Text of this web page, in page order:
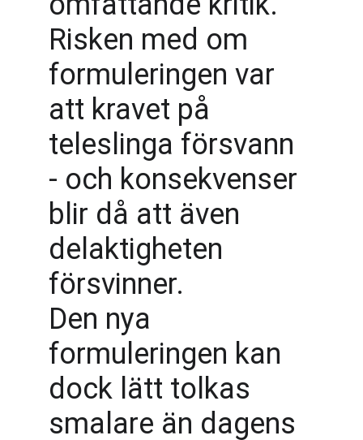
Risken med om
formuleringen var
att kravet på
teleslinga försvann
- och konsekvenser
blir då att även
delaktigheten
försvinner.
Den nya
formuleringen kan
dock lätt tolkas
smalare än dagens